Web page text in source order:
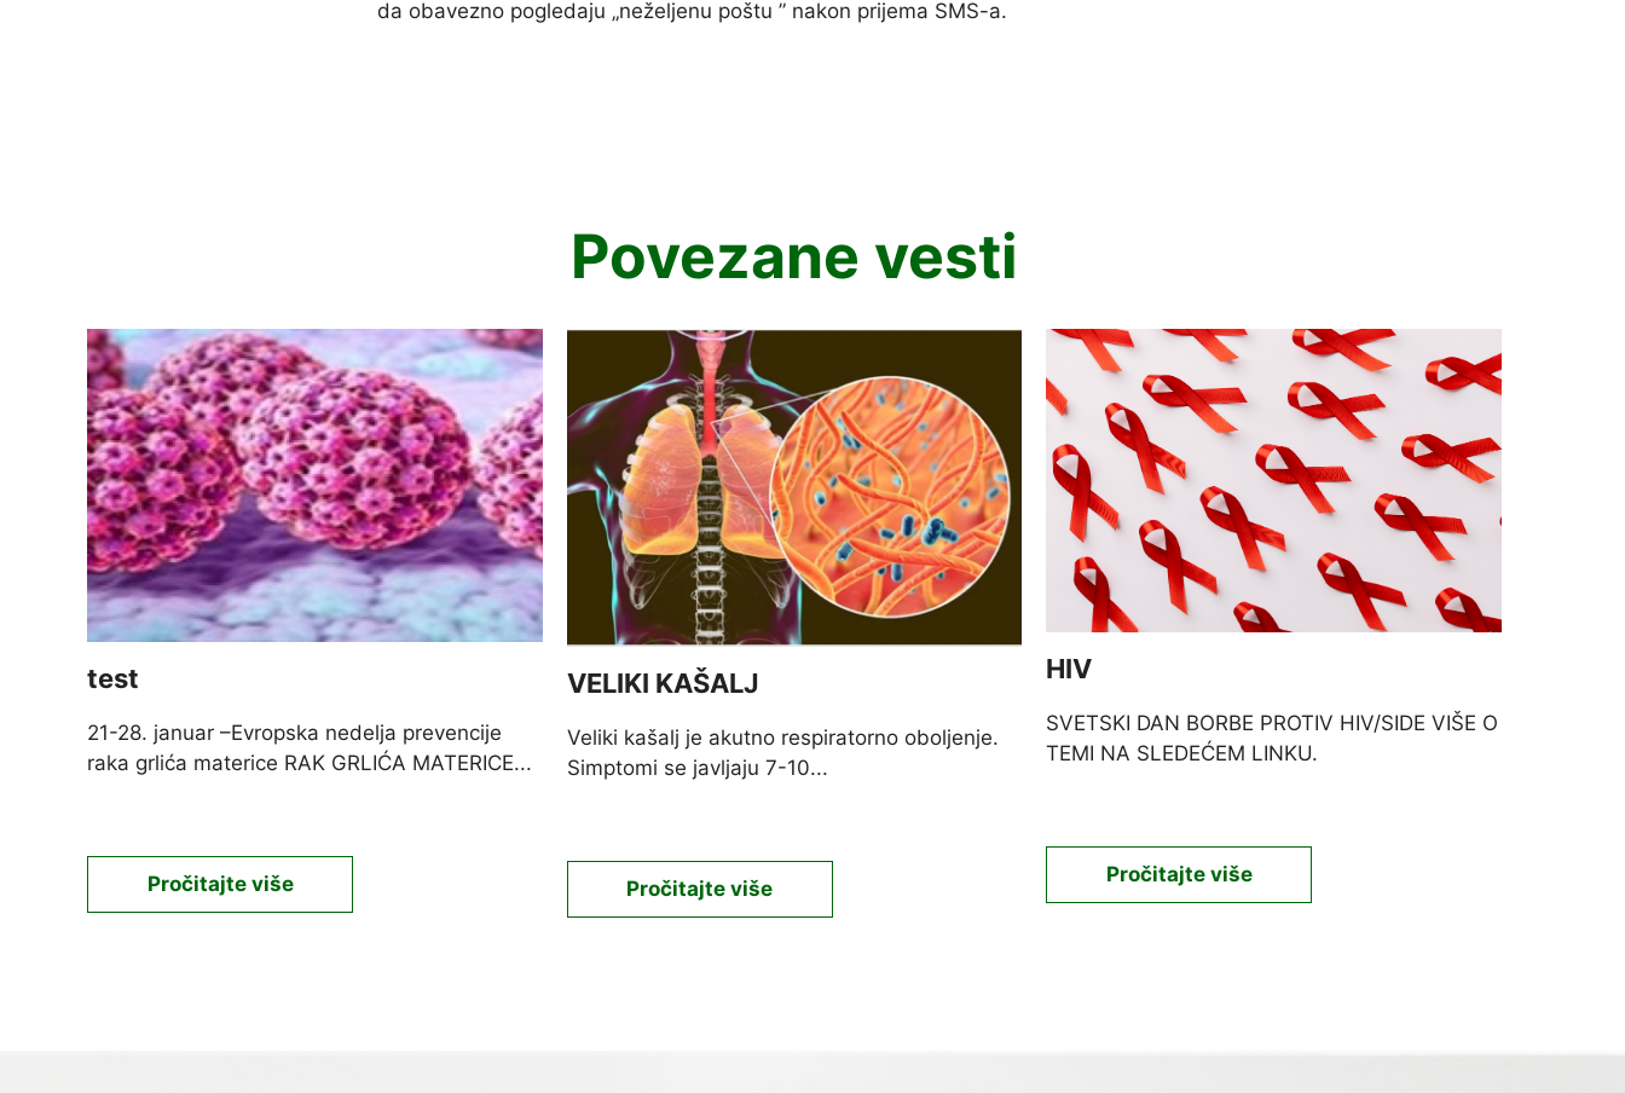
da obavezno pogledaju „neželjenu poštu ” nakon prijema SMS-a.
Povezane vesti
test
21-28. januar –Evropska nedelja prevencije
raka grlića materice RAK GRLIĆA MATERICE...
Pročitajte više
VELIKI KAŠALJ
Veliki kašalj je akutno respiratorno oboljenje.
Simptomi se javljaju 7-10...
Pročitajte više
HIV
SVETSKI DAN BORBE PROTIV HIV/SIDE VIŠE O
TEMI NA SLEDEĆEM LINKU.
Pročitajte više